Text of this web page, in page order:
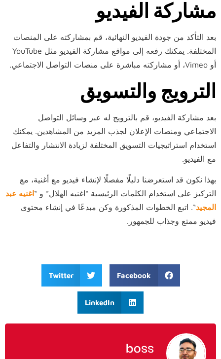
مشاركة الفيديو
بعد التأكد من جودة الفيديو النهائية، قم بمشاركته على المنصات
المختلفة. يمكنك رفعه إلى مواقع مشاركة الفيديو مثل YouTube
أو Vimeo، أو مشاركته مباشرة على منصات التواصل الاجتماعي.
الترويج والتسويق
بعد مشاركة الفيديو، قم بالترويج له عبر وسائل التواصل
الاجتماعي ومنصات الإعلان لجذب المزيد من المشاهدين. يمكنك
استخدام استراتيجيات التسويق المختلفة لزيادة الانتشار والتفاعل
مع الفيديو.
بهذا نكون قد استعرضنا دليلًا مفصلًا لإنشاء فيديو مع أغنية، مع
التركيز على استخدام الكلمات الرئيسية “اغنيه الهلال” و “اغنيه عبد
المجيد“. اتبع الخطوات المذكورة وكن مبدعًا في إنشاء محتوى
فيديو ممتع وجذاب للجمهور.
Facebook
Twitter
LinkedIn
boss